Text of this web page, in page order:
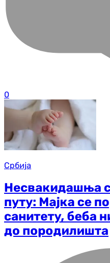
0
Србија
Несвакидашња
путу: Мајка се
санитету, беба
до породилишта